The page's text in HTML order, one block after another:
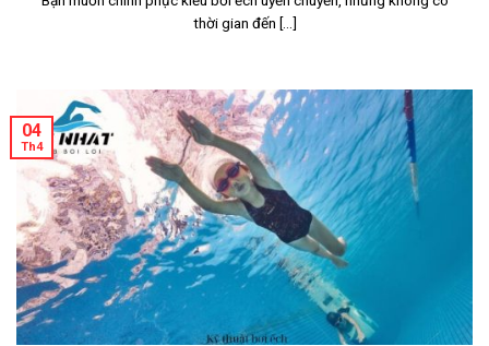
thời gian đến [...]
04
Th4